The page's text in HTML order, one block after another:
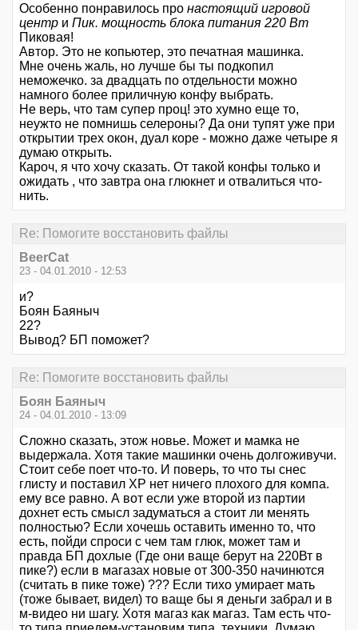
Особенно понравилось про настоящий игровой
центр и Пик. мощность блока питания 220 Вт
Пиковая!
Автор. Это не копьютер, это печатная машинка.
Мне очень жаль, но лучше бы ты подкопил
неможечко. за двадцать по отдельности можно
намного более приличную конфу выбрать.
Не верь, что там супер проц! это хумно еще то,
неужто не помнишь селероны? Да они тупят уже при
открытии трех окон, дуал коре - можно даже четыре я
думаю открыть.
Кароч, я что хочу сказать. От такой конфы только и
ожидать , что завтра она глюкнет и отвалиться что-
нить.
Re: Помогите восстановить файлы
BeerCat
23 - 04.01.2010 - 12:53
и?
Боян Баяныч
22?
Вывод? БП поможет?
Re: Помогите восстановить файлы
Боян Баяныч
24 - 04.01.2010 - 13:09
Сложно сказать, этож новье. Может и мамка не
выдержала. Хотя такие машинки очень долгоживучи.
Стоит себе поет что-то. И поверь, то что ты снес
глисту и поставил ХР нет ничего плохого для компа.
ему все равно. А вот если уже второй из партии
дохнет есть смысл задуматься а стоит ли менять
полностью? Если хочешь оставить именно то, что
есть, пойди спроси с чем там глюк, может там и
правда БП дохлые (Где они ваще берут на 220Вт в
пике?) если в магазах новые от 300-350 начинются
(считать в пике тоже) ??? Если тихо умирает мать
(тоже бывает, видел) то ваще бы я деньги забрал и в
м-видео ни шагу. Хотя магаз как магаз. Там есть что-